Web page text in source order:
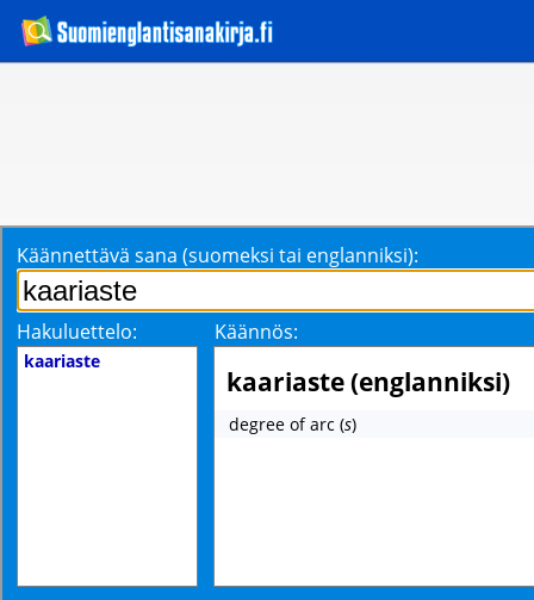
Käännettävä sana (suomeksi tai englanniksi):
Hakuluettelo: Käännös:
kaariaste
kaariaste (englanniksi)
degree of arc (s)